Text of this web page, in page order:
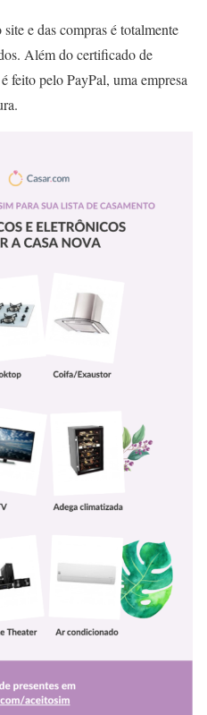
e das compras é totalmente
Além do certificado de
feito pelo PayPal, uma empresa